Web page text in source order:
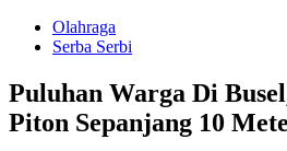
Olahraga
Serba Serbi
Puluhan Warga Di
Piton Sepanjang 10